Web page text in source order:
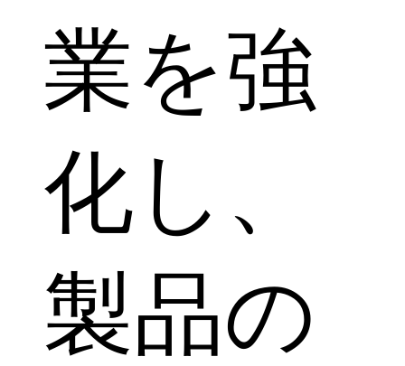
業を強
化し、
製品の